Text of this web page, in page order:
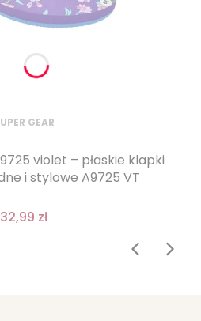
GEAR
violet – płaskie klapki
i stylowe A9725 VT
32,99 zł